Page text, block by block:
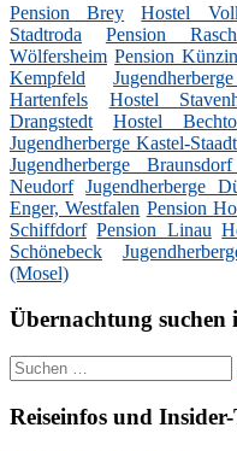
Pension Brey Hostel
Stadtroda
Pension
Wölfersheim Pension
Kempfeld
Hartenfels
Hostel
Drangstedt
Hostel
Jugendherberge Kastel-Staadt
Jugendherberge
Neudorf
Jugendherberge
Enger, Westfalen Pension
Schiffdorf Pension Linau
Schönebeck
(Mosel)
Übernachtung suchen
Suche
nach:
Reiseinfos und